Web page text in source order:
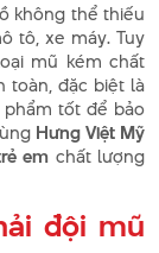
không thể thiếu
tô, xe máy. Tuy
mũ kém chất
toàn, đặc biệt là
tốt để bảo
Hưng Việt Mỹ
em chất lượng
đội mũ